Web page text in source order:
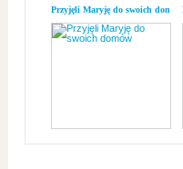
Przyjęli Maryję do swoich domów